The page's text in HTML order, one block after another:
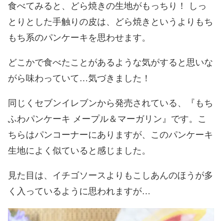
食べてみると、どら焼きの生地がもっちり！ しっ
とりとした手触りの皮は、どら焼きというよりもち
もち系のパンケーキを思わせます。
どこかで食べたことがあるような気がすると思いな
がら味わっていて…気づきました！
同じくセブンイレブンから発売されている、『もち
ふわパンケーキ メープル＆マーガリン』です。こ
ちらはパンコーナーにありますが、このパンケーキ
生地によく似ていると感じました。
見た目は、イチゴソースよりもこしあんのほうが多
く入っているように思われますが…